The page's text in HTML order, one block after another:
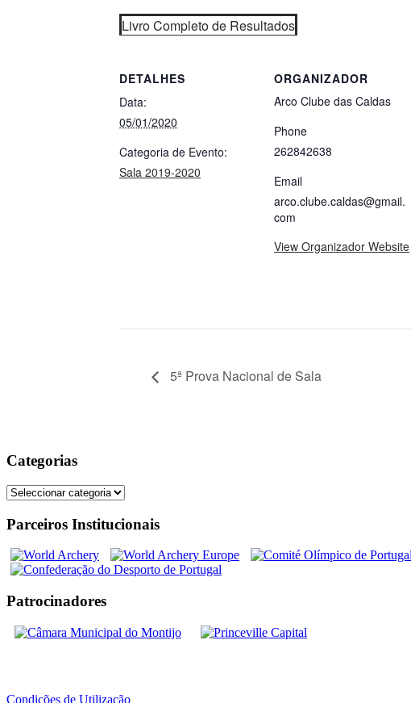
Livro Completo de Resultados
DETALHES
Data:
05/01/2020
Categoria de Evento:
Sala 2019-2020
ORGANIZADOR
Arco Clube das Caldas
Phone
262842638
Email
arco.clube.caldas@gmail.
com
View Organizador Website
5ª Prova Nacional de Sala
Categorias
Categorias
Parceiros Institucionais
Patrocinadores
Condições de Utilização